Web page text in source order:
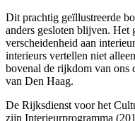
Dit prachtig geïllustreerde
anders gesloten blijven.
verscheidenheid aan
interieurs vertellen niet
bovenal de rijkdom van ons
van Den Haag.
De Rijksdienst voor het
zijn Interieurprogramma